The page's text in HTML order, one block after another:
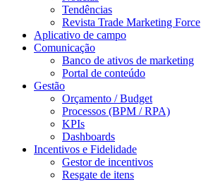
Tendências
Revista Trade Marketing Force
Aplicativo de campo
Comunicação
Banco de ativos de marketing
Portal de conteúdo
Gestão
Orçamento / Budget
Processos (BPM / RPA)
KPIs
Dashboards
Incentivos e Fidelidade
Gestor de incentivos
Resgate de itens